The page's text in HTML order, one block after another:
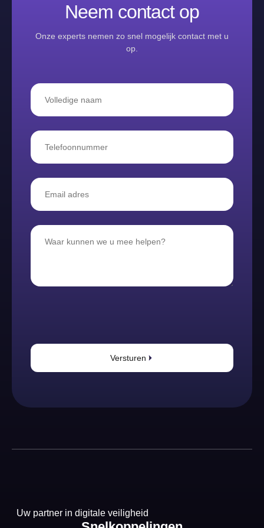
Neem contact op
Onze experts nemen zo snel mogelijk contact met u
op.
Versturen
Uw partner in digitale veiligheid